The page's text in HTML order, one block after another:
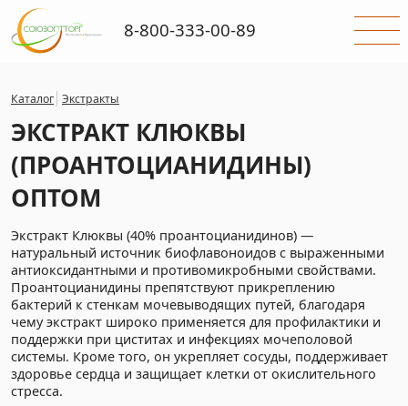
Каталог Экстракты
ЭКСТРАКТ КЛЮКВЫ
(ПРОАНТОЦИАНИДИНЫ)
ОПТОМ
Экстракт Клюквы (40% проантоцианидинов) —
натуральный источник биофлавоноидов с выраженными
антиоксидантными и противомикробными свойствами.
Проантоцианидины препятствуют прикреплению
бактерий к стенкам мочевыводящих путей, благодаря
чему экстракт широко применяется для профилактики и
поддержки при циститах и инфекциях мочеполовой
системы. Кроме того, он укрепляет сосуды, поддерживает
здоровье сердца и защищает клетки от окислительного
стресса.
8-800-333-00-89